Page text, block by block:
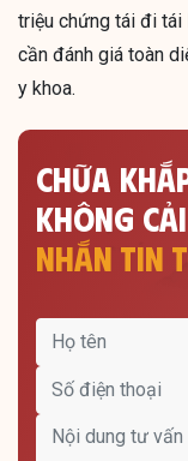
triệu chứng tái đi tái
cần đánh giá toàn
y khoa.
CHỮA
KHÔNG
NHẮN TIN